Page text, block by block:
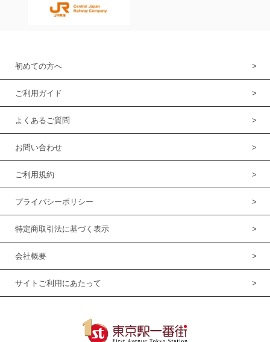
初めての方へ
ご利用ガイド
よくあるご質問
お問い合わせ
ご利用規約
プライバシーポリシー
特定商取引法に基づく表示
会社概要
サイトご利用にあたって